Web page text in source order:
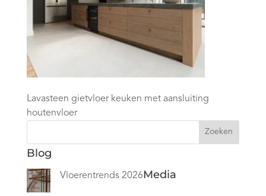
Lavasteen gietvloer keuken met aansluiting
houtenvloer
Zoeken
Blog
Vloerentrends 2026Media